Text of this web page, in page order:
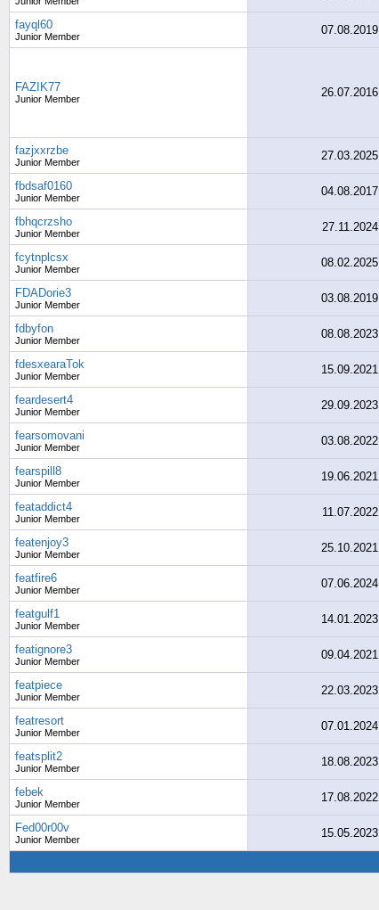
fayql60
Junior Member 07.08.2019
FAZIK77
Junior Member 26.07.2016
fazjxxrzbe
Junior Member 27.03.2025
fbdsaf0160
Junior Member 04.08.2017
fbhqcrzsho
Junior Member 27.11.2024
fcytnplcsx
Junior Member 08.02.2025
FDADorie3
Junior Member 03.08.2019
fdbyfon
Junior Member 08.08.2023
fdesxearaTok
Junior Member 15.09.2021
feardesert4
Junior Member 29.09.2023
fearsomovani
Junior Member 03.08.2022
fearspill8
Junior Member 19.06.2021
feataddict4
Junior Member 11.07.2022
featenjoy3
Junior Member 25.10.2021
featfire6
Junior Member 07.06.2024
featgulf1
Junior Member 14.01.2023
featignore3
Junior Member 09.04.2021
featpiece
Junior Member 22.03.2023
featresort
Junior Member 07.01.2024
featsplit2
Junior Member 18.08.2023
febek
Junior Member 17.08.2022
Fed00r00v
Junior Member 15.05.2023